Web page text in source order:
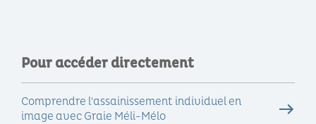
Pour accéder directement
Comprendre l'assainissement individuel en
image avec Graie Méli-Mélo